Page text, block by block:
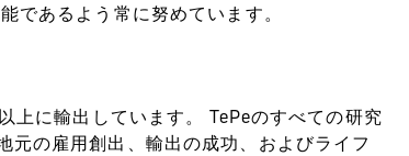
であるよう常に努めています。
に輸出しています。 TePeのすべての研究
の雇用創出、輸出の成功、およびライフ